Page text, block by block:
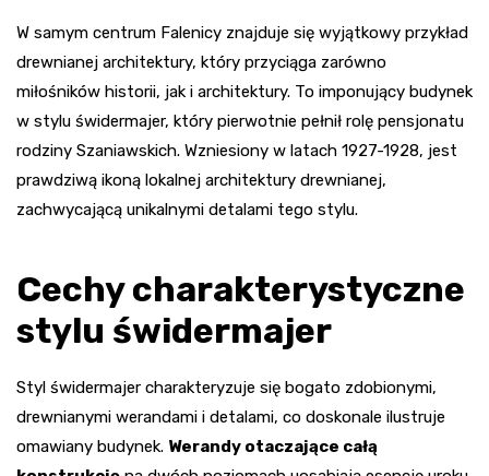
W samym centrum Falenicy znajduje się wyjątkowy przykład
drewnianej architektury, który przyciąga zarówno
miłośników historii, jak i architektury. To imponujący budynek
w stylu świdermajer, który pierwotnie pełnił rolę pensjonatu
rodziny Szaniawskich. Wzniesiony w latach 1927-1928, jest
prawdziwą ikoną lokalnej architektury drewnianej,
zachwycającą unikalnymi detalami tego stylu.
Cechy charakterystyczne
stylu świdermajer
Styl świdermajer charakteryzuje się bogato zdobionymi,
drewnianymi werandami i detalami, co doskonale ilustruje
omawiany budynek. Werandy otaczające całą